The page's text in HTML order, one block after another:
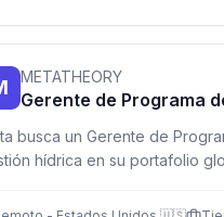
METATHEORY
Gerente de Programa
busca un Gerente de
hídrica en su portafolio